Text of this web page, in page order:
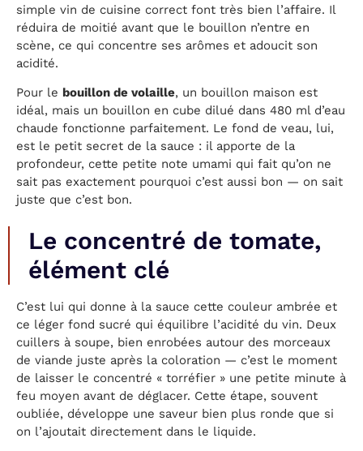
simple vin de cuisine correct font très bien l’affaire. Il
réduira de moitié avant que le bouillon n’entre en
scène, ce qui concentre ses arômes et adoucit son
acidité.
Pour le bouillon de volaille, un bouillon maison est
idéal, mais un bouillon en cube dilué dans 480 ml d’eau
chaude fonctionne parfaitement. Le fond de veau, lui,
est le petit secret de la sauce : il apporte de la
profondeur, cette petite note umami qui fait qu’on ne
sait pas exactement pourquoi c’est aussi bon — on sait
juste que c’est bon.
Le concentré de tomate,
élément clé
C’est lui qui donne à la sauce cette couleur ambrée et
ce léger fond sucré qui équilibre l’acidité du vin. Deux
cuillers à soupe, bien enrobées autour des morceaux
de viande juste après la coloration — c’est le moment
de laisser le concentré « torréfier » une petite minute à
feu moyen avant de déglacer. Cette étape, souvent
oubliée, développe une saveur bien plus ronde que si
on l’ajoutait directement dans le liquide.